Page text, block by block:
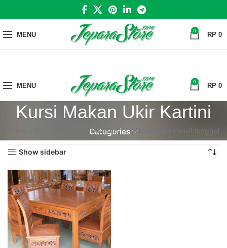
MENU 0 RP 0
MENU 0 RP 0
Kursi Makan Ukir Kartini
Categories
Kursi Makan Ukir Kartini Menampilkan hasil tunggal
Show sidebar